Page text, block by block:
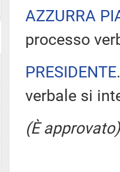
AZZURRA
processo
PRESIDENTE
verbale si
(È approvato)